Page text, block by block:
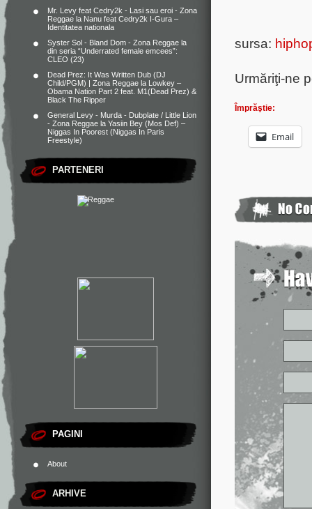
Mr. Levy feat Cedry2k - Lasi sau eroi - Zona
Reggae la Nanu feat Cedry2k I-Gura –
Identitatea nationala
Syster Sol - Bland Dom - Zona Reggae la
din seria “Underrated female emcees”:
CLEO (23)
Dead Prez: It Was Written Dub (DJ
Child/PGM) | Zona Reggae la Lowkey –
Obama Nation Part 2 feat. M1(Dead Prez) &
Black The Ripper
General Levy - Murda - Dubplate / Little Lion
- Zona Reggae la Yasiin Bey (Mos Def) –
Niggas In Poorest (Niggas In Paris
Freestyle)
PARTENERI
PAGINI
About
ARHIVE
sursa:
Urmăriţi-ne
Împrăştie:
Email